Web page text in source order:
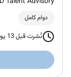
دوام كامل
نُشرت قبل 13 يوم